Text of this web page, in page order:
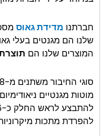
חברתנו מדידת גאוס
שלנו הם מגנטים בעלי
המוצרים שלנו הם
מוטות מגנטיים
להפרדת מתכות